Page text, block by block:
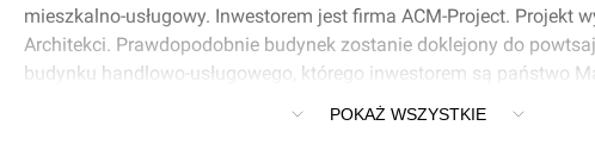
mieszkalno-usługowy. Inwestorem jest firma ACM-Project. Projekt
Architekci. Prawdopodobnie budynek zostanie doklejony do
budynku handlowo-usługowego, którego inwestorem są państwo
POKAŻ WSZYSTKIE